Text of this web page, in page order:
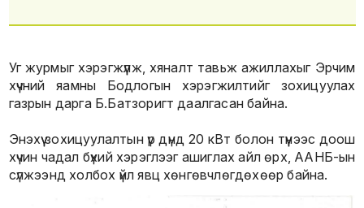
Уг журмыг хэрэгжүүлж, хяналт тавьж ажиллахыг Эрчим
хүчний яамны Бодлогын хэрэгжилтийг зохицуулах
газрын дарга Б.Батзоригт даалгасан байна.
Энэхүү зохицуулалтын үр дүнд 20 кВт болон түүнээс доош
хүчин чадал бүхий хэрэглээг ашиглах айл өрх, ААНБ-ын
сүлжээнд холбох үйл явц хөнгөвчлөгдөхөөр байна.